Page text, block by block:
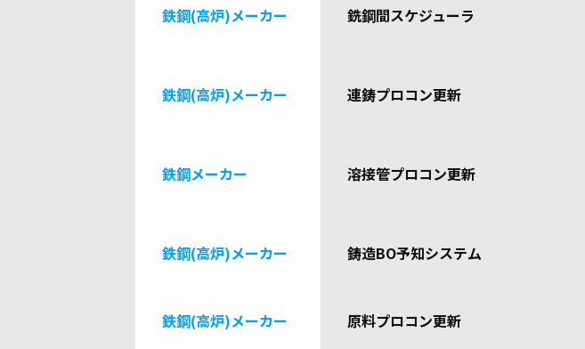
鉄鋼(高炉)メーカー 銑鋼間スケジューラ
鉄鋼(高炉)メーカー 連鋳プロコン更新
鉄鋼メーカー 溶接管プロコン更新
鉄鋼(高炉)メーカー 鋳造BO予知システム
鉄鋼(高炉)メーカー 原料プロコン更新